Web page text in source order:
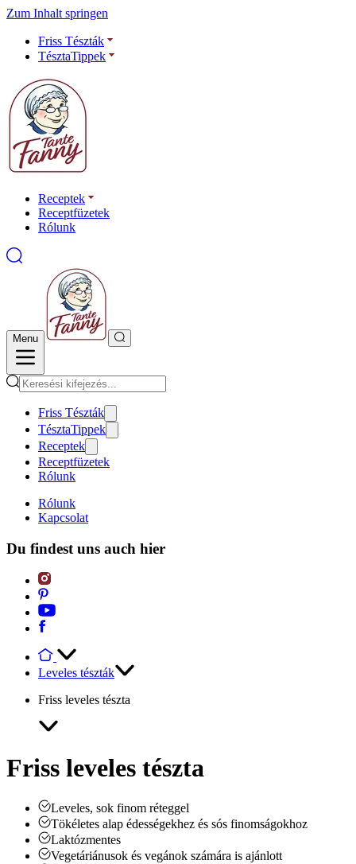
Zum Inhalt springen
Friss Tészták
TésztaTippek
Receptek
Receptfüzetek
Rólunk
Menu
Friss Tészták
TésztaTippek
Receptek
Receptfüzetek
Rólunk
Rólunk
Kapcsolat
Du findest uns auch hier
Leveles tészták
Friss leveles tészta
Friss leveles tészta
Leveles, sok finom réteggel
Tökéletes alap édességekhez és sós finomságokhoz
Laktózmentes
Vegetáriánusok és vegánok számára is ajánlott